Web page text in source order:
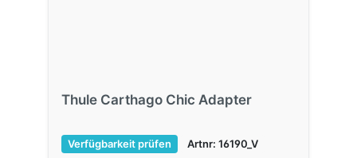
Thule Carthago Chic Adapter
Verfügbarkeit prüfen Artnr: 16190_V